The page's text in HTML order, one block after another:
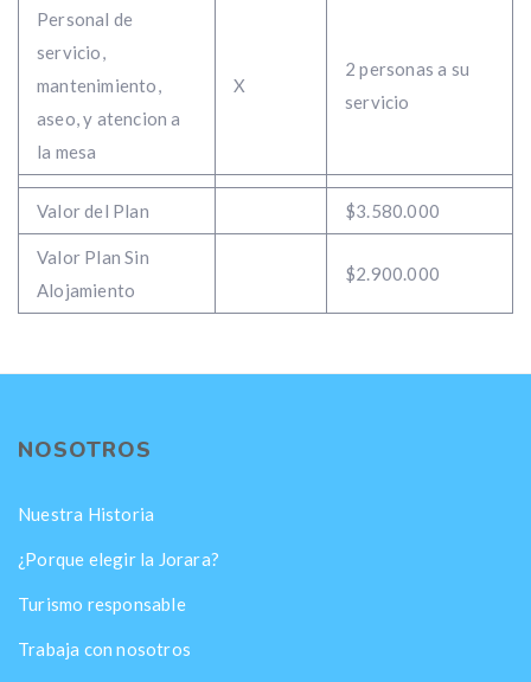
Personal de
servicio,
mantenimiento,
aseo, y atencion a
la mesa
X
2 personas a su
servicio
Valor del Plan $3.580.000
Valor Plan Sin
Alojamiento
$2.900.000
NOSOTROS
Nuestra Historia
¿Porque elegir la Jorara?
Turismo responsable
Trabaja con nosotros